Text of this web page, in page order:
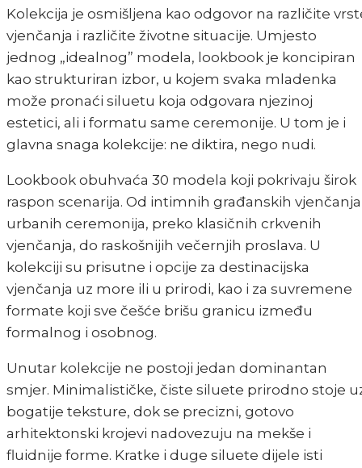
Kolekcija je osmišljena kao odgovor na različite
vjenčanja i različite životne situacije. Umjesto
jednog „idealnog” modela, lookbook je koncipiran
kao strukturiran izbor, u kojem svaka mladenka
može pronaći siluetu koja odgovara njezinoj
estetici, ali i formatu same ceremonije. U tom je i
glavna snaga kolekcije: ne diktira, nego nudi.
Lookbook obuhvaća 30 modela koji pokrivaju širok
raspon scenarija. Od intimnih građanskih
urbanih ceremonija, preko klasičnih crkvenih
vjenčanja, do raskošnijih večernjih proslava. U
kolekciji su prisutne i opcije za destinacijska
vjenčanja uz more ili u prirodi, kao i za suvremene
formate koji sve češće brišu granicu između
formalnog i osobnog.
Unutar kolekcije ne postoji jedan dominantan
smjer. Minimalističke, čiste siluete prirodno stoje
bogatije teksture, dok se precizni, gotovo
arhitektonski krojevi nadovezuju na mekše i
fluidnije forme. Kratke i duge siluete dijele isti